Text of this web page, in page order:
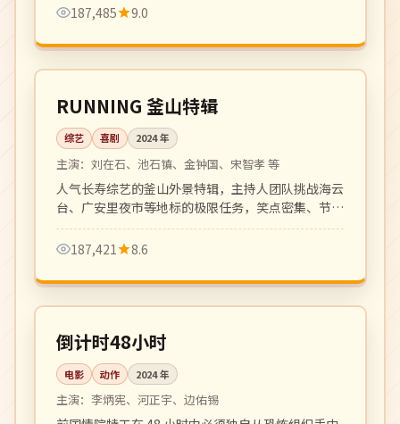
187,485
9.0
韩国
热播 更新至 4 期
RUNNING 釜山特辑
综艺 喜剧 2024年
主演： 刘在石、池石镇、金钟国、宋智孝 等
人气长寿综艺的釜山外景特辑，主持人团队挑战海云
台、广安里夜市等地标的极限任务，笑点密集、节奏
明快。
187,421
8.6
韩国
4K 124 分钟
倒计时48小时
电影 动作 2024年
主演： 李炳宪、河正宇、边佑锡